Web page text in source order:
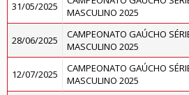
31/05/2025
MASCULINO 2025
28/06/2025
CAMPEONATO GAÚCHO
MASCULINO 2025
12/07/2025
CAMPEONATO GAÚCHO
MASCULINO 2025